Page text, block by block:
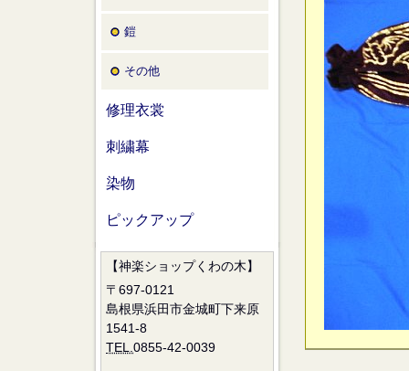
鎧
その他
修理衣裳
刺繍幕
染物
ピックアップ
【神楽ショップくわの木】
〒697-0121
島根県浜田市金城町下来原
1541-8
TEL. 0855-42-0039